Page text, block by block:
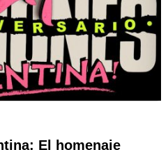
El homenaje